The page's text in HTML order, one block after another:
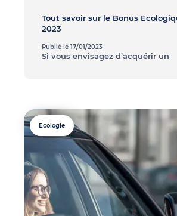
Tout savoir sur le Bonus
2023
Publié le 17/01/2023
Si vous envisagez d’acquérir un
Ecologie